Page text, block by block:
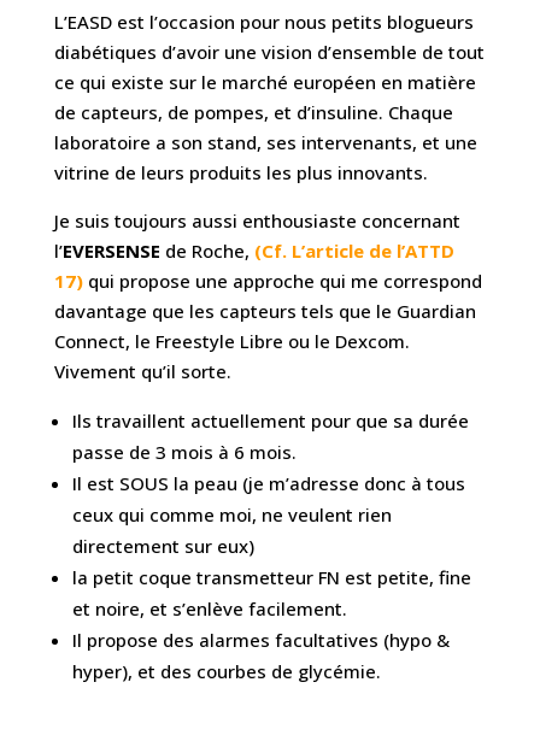
L’EASD est l’occasion pour nous petits blogueurs
diabétiques d’avoir une vision d’ensemble de tout
ce qui existe sur le marché européen en matière
de capteurs, de pompes, et d’insuline. Chaque
laboratoire a son stand, ses intervenants, et une
vitrine de leurs produits les plus innovants.
Je suis toujours aussi enthousiaste concernant
l’EVERSENSE de Roche, (Cf. L’article de l’ATTD
17)qui propose une approche qui me correspond
davantage que les capteurs tels que le Guardian
Connect, le Freestyle Libre ou le Dexcom.
Vivement qu’il sorte.
Ils travaillent actuellement pour que sa durée
passe de 3 mois à 6 mois.
Il est SOUS la peau (je m’adresse donc à tous
ceux qui comme moi, ne veulent rien
directement sur eux)
la petit coque transmetteur FN est petite, fine
et noire, et s’enlève facilement.
Il propose des alarmes facultatives (hypo &
hyper), et des courbes de glycémie.